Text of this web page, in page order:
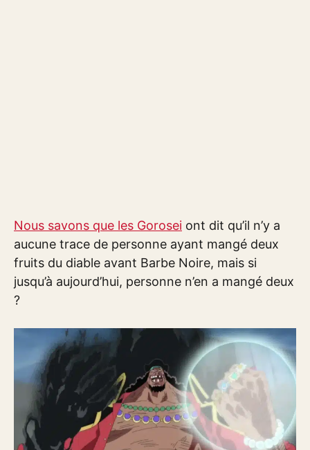
Nous savons que les Gorosei ont dit qu’il n’y a
aucune trace de personne ayant mangé deux
fruits du diable avant Barbe Noire, mais si
jusqu’à aujourd’hui, personne n’en a mangé deux
?